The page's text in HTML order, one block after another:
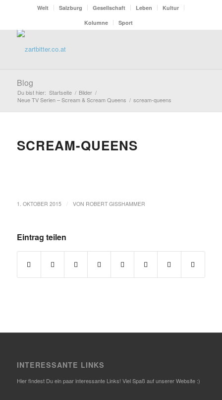
Welt Salzburg Gesellschaft Leben
Kultur
Kolumne
Sport
Blog
Du bist hier: Startseite / Bilder /
Neue TV Serien – Scream & Scream Queens / scream-queens
SCREAM-QUEENS
1. OKTOBER 2015 VON ROBERT GISSHAMMER
Eintrag teilen
INTERESSANTE LINKS
Hier findest Du ein paar interessante Links! Viel Spaß auf unserer Website :)